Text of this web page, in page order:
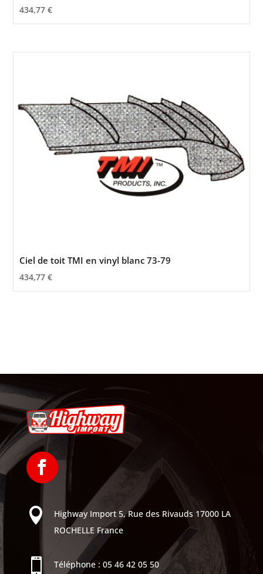
434,77€
Ciel de toit TMI en vinyl blanc 73-79
434,77€
 Highway Import 5, Rue des Rivauds 17000 LA
ROCHELLE France
 Téléphone : 05 46 42 05 50